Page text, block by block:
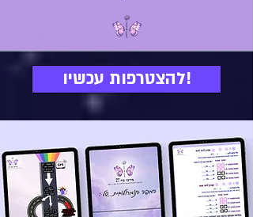
להצטרפות עכשיו!